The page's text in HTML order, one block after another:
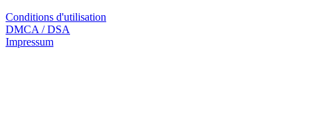
Conditions d'utilisation
DMCA / DSA
Impressum